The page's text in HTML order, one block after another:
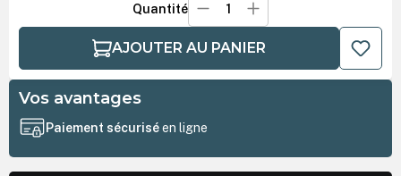
Quantité
AJOUTER AU PANIER
Vos avantages
Paiement sécuriséen ligne